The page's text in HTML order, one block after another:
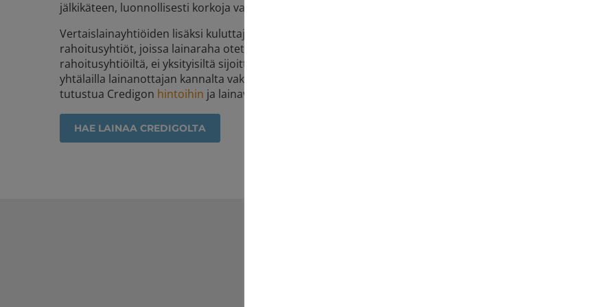
jälkikäteen, luonnollisesti korkoja vastaan.
Vertaislainayhtiöiden lisäksi kuluttajaluottoja tarjoavat myös muunlaiset
rahoitusyhtiöt, joissa lainaraha otetaan pankeilta ja muilta
rahoitusyhtiöiltä, ei yksityisiltä sijoittajilta. Näiden yhtiöiden toiminta on
yhtälailla lainanottajan kannalta vakaata, ja harkitsemisen arvoista. Voit
tutustua Credigon hintoihin ja lainavaihtoehtoihin ja hakea lainaa netissä.
HAE LAINAA CREDIGOLTA